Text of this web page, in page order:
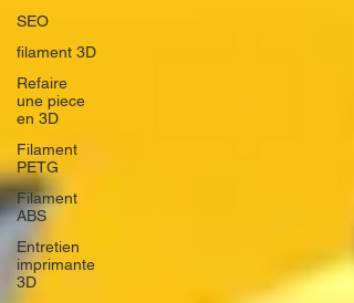
SEO
filament 3D
Refaire
une piece
en 3D
Filament
PETG
Filament
ABS
Entretien
imprimante
3D